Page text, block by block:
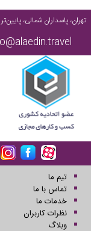
تهران، پاسداران شمالی،
تیم ما
تماس با ما
خدمات ما
نظرات کاربران
وبلاگ